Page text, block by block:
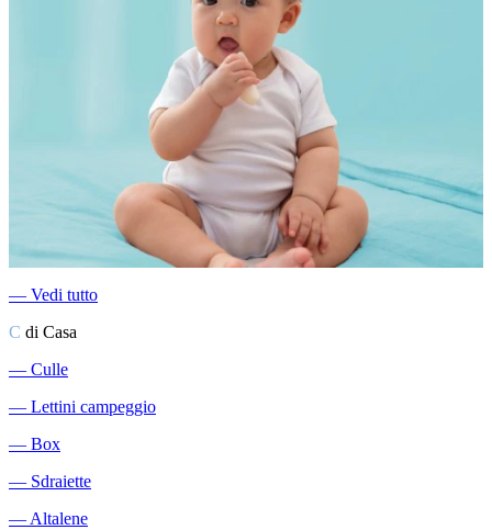
― Vedi tutto
C di Casa
― Culle
― Lettini campeggio
― Box
― Sdraiette
―Altalene